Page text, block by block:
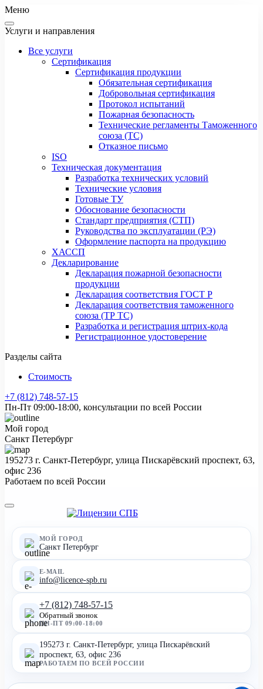
Меню
Услуги и направления
Все услуги
Сертификация
Сертификация продукции
Обязательная сертификация
Добровольная сертификация
Протокол испытаний
Пожарная безопасность
Технические регламенты Таможенного
союза (ТС)
Отказное письмо
ISO
Техническая документация
Разработка технических условий
Технические условия
Готовые ТУ
Обоснование безопасности
Стандарт предприятия (СТП)
Руководства по эксплуатации (РЭ)
Оформление паспорта на продукцию
ХАССП
Декларирование
Декларация пожарной безопасности
продукции
Декларация соответствия ГОСТ Р
Декларация соответствия таможенного
союза (ТР ТС)
Разработка и регистрация штрих-кода
Регистрационное удостоверение
Разделы сайта
Стоимость
+7 (812) 748-57-15
Пн-Пт 09:00-18:00, консультации по всей России
Мой город
Санкт Петербург
195273 г. Санкт-Петербург, улица Пискарёвский проспект, 63,
офис 236
Работаем по всей России
МОЙ ГОРОД
Санкт Петербург
E-MAIL
info@licence-spb.ru
+7 (812) 748-57-15
Обратный звонок
ПН-ПТ 09:00-18:00
195273 г. Санкт-Петербург, улица Пискарёвский
проспект, 63, офис 236
РАБОТАЕМ ПО ВСЕЙ РОССИИ